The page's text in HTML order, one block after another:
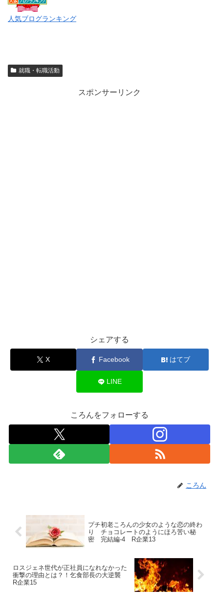
人気ブログランキング
就職・転職活動
スポンサーリンク
シェアする
X Facebook はてブ
LINE
ころんをフォローする
ころん
プチ初老ころんの少女のような恋の終わ
り チョコレートのようにほろ苦い秘
密 完結編-4 R企業13
ロスジェネ世代が正社員になれなかった
衝撃の理由とは？！乞食部長の大逆襲
R企業15